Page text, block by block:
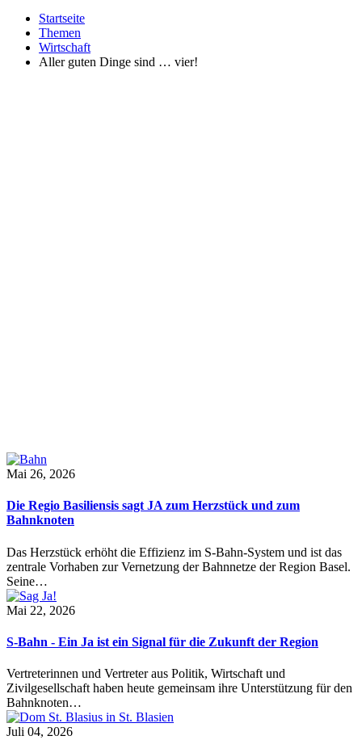
Startseite
Themen
Wirtschaft
Aller guten Dinge sind … vier!
Mai 26, 2026
Die Regio Basiliensis sagt JA zum Herzstück und zum
Bahnknoten
Das Herzstück erhöht die Effizienz im S-Bahn-System und ist das
zentrale Vorhaben zur Vernetzung der Bahnnetze der Region Basel.
Seine…
Mai 22, 2026
S-Bahn - Ein Ja ist ein Signal für die Zukunft der Region
Vertreterinnen und Vertreter aus Politik, Wirtschaft und
Zivilgesellschaft haben heute gemeinsam ihre Unterstützung für den
Bahnknoten…
Juli 04, 2026